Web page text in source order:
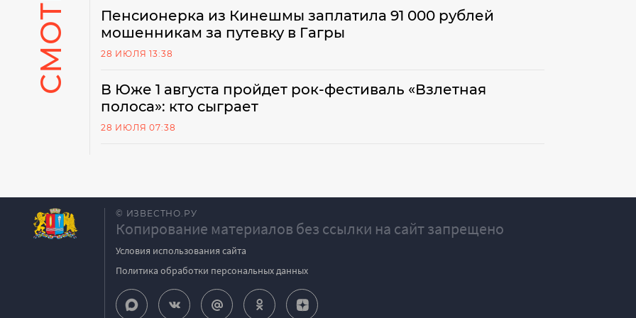
Пенсионерка из Кинешмы заплатила 91 000 рублей
мошенникам за путевку в Гагры
28 ИЮЛЯ 13:38
В Юже 1 августа пройдет рок-фестиваль «Взлетная
полоса»: кто сыграет
28 ИЮЛЯ 07:38
© ИЗВЕСТНО.РУ
Копирование материалов без ссылки на сайт запрещено
Условия использования сайта
Политика обработки персональных данных